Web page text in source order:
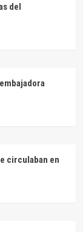
del
circulaban en